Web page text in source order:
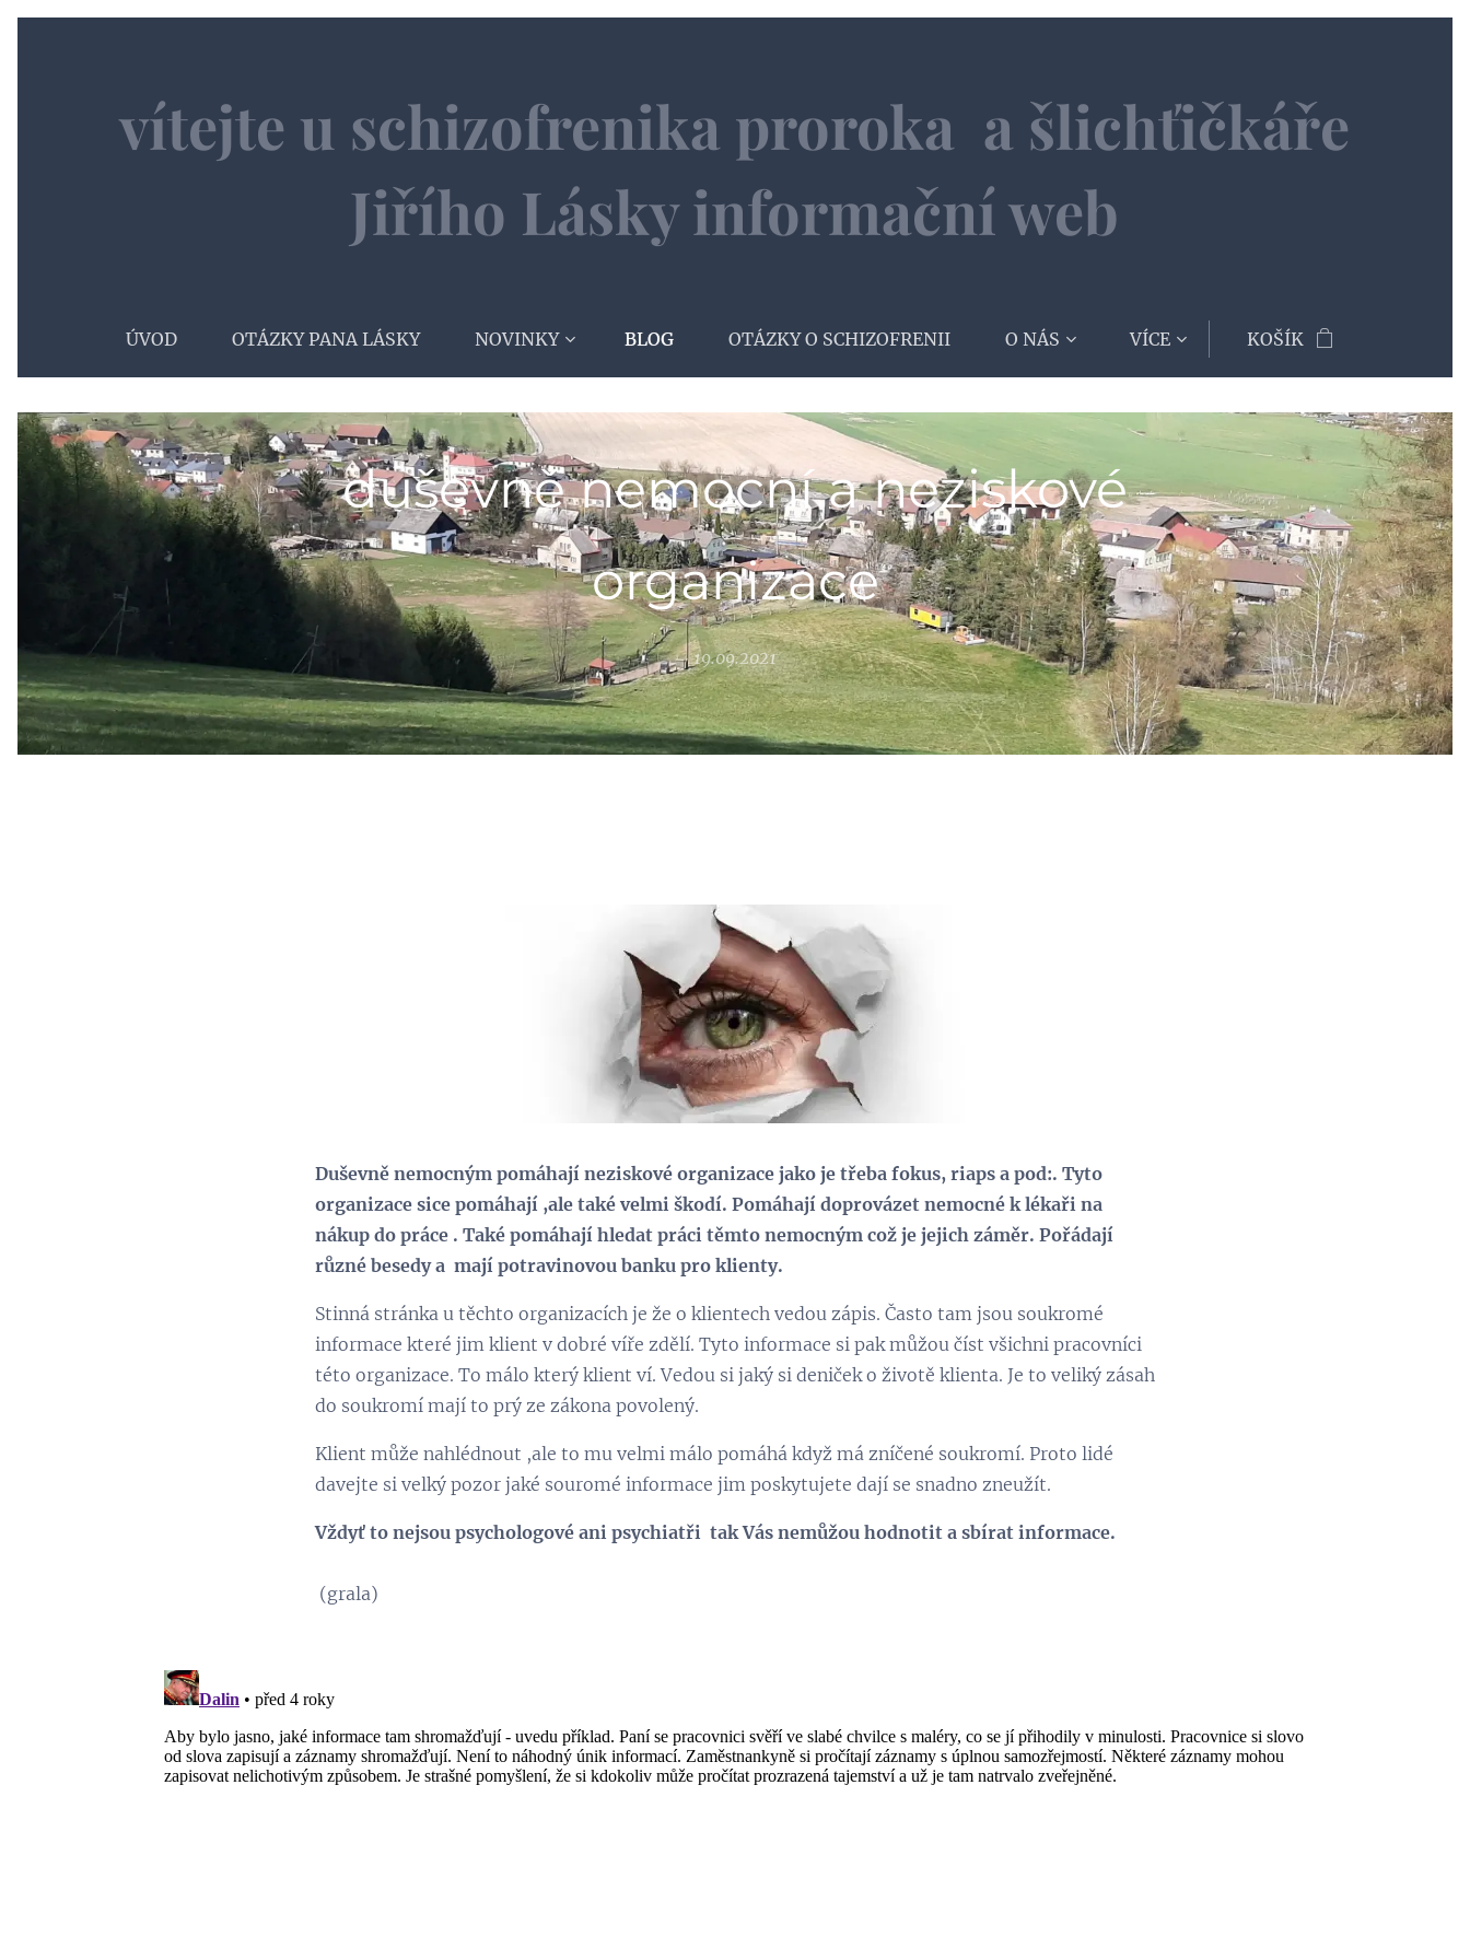
vítejte u schizofrenika proroka a šlichťičkáře
Jiřího Lásky informační web
ÚVOD OTÁZKY PANA LÁSKY NOVINKY BLOG OTÁZKY O SCHIZOFRENII O NÁS VÍCE KOŠÍK
duševně nemocní a neziskové
organizace
19.09.2021
Duševně nemocným pomáhají neziskové organizace jako je třeba fokus, riaps a pod:. Tyto
organizace sice pomáhají ,ale také velmi škodí. Pomáhají doprovázet nemocné k lékaři na
nákup do práce . Také pomáhají hledat práci těmto nemocným což je jejich záměr. Pořádají
různé besedy a mají potravinovou banku pro klienty.
Stinná stránka u těchto organizacích je že o klientech vedou zápis. Často tam jsou soukromé
informace které jim klient v dobré víře zdělí. Tyto informace si pak můžou číst všichni pracovníci
této organizace. To málo který klient ví. Vedou si jaký si deniček o životě klienta. Je to veliký zásah
do soukromí mají to prý ze zákona povolený.
Klient může nahlédnout ,ale to mu velmi málo pomáhá když má zníčené soukromí. Proto lidé
davejte si velký pozor jaké souromé informace jim poskytujete dají se snadno zneužít.
Vždyť to nejsou psychologové ani psychiatři tak Vás nemůžou hodnotit a sbírat informace.
(grala)